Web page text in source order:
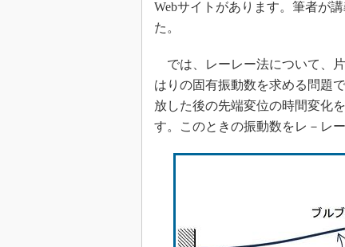
Webサイトがあります。筆者が
た。
では、レーレー法について、
はりの固有振動数を求める問題で
放した後の先端変位の時間変化
す。このときの振動数をレ－レ